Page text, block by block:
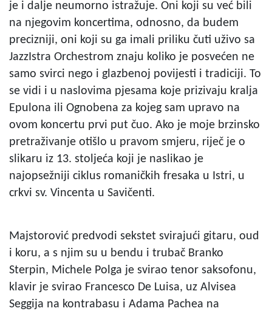
je i dalje neumorno istražuje. Oni koji su već bili
na njegovim koncertima, odnosno, da budem
precizniji, oni koji su ga imali priliku čuti uživo sa
JazzIstra Orchestrom znaju koliko je posvećen ne
samo svirci nego i glazbenoj povijesti i tradiciji. To
se vidi i u naslovima pjesama koje prizivaju kralja
Epulona ili Ognobena za kojeg sam upravo na
ovom koncertu prvi put čuo. Ako je moje brzinsko
pretraživanje otišlo u pravom smjeru, riječ je o
slikaru iz 13. stoljeća koji je naslikao je
najopsežniji ciklus romaničkih fresaka u Istri, u
crkvi sv. Vincenta u Savičenti.
Majstorović predvodi sekstet svirajući gitaru, oud
i koru, a s njim su u bendu i trubač Branko
Sterpin, Michele Polga je svirao tenor saksofonu,
klavir je svirao Francesco De Luisa, uz Alvisea
Seggija na kontrabasu i Adama Pachea na